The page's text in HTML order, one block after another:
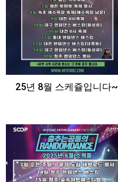
25년 8월 스케쥴입니다~